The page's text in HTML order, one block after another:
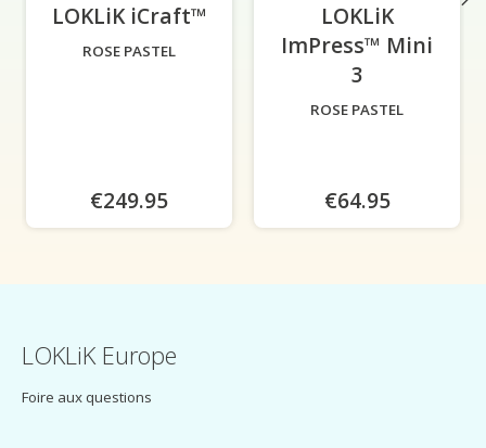
LOKLiK iCraft™
ROSE PASTEL
€249.95
LOKLiK
ImPress™ Mini
3
ROSE PASTEL
€64.95
LOKLiK Europe
Foire aux questions